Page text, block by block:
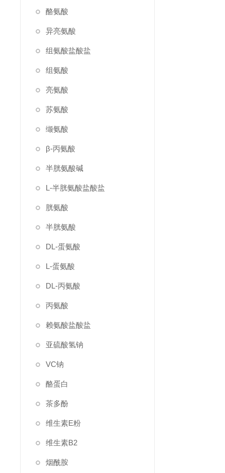
酪氨酸
异亮氨酸
组氨酸盐酸盐
组氨酸
亮氨酸
苏氨酸
缬氨酸
β-丙氨酸
半胱氨酸碱
L-半胱氨酸盐酸盐
胱氨酸
半胱氨酸
DL-蛋氨酸
L-蛋氨酸
DL-丙氨酸
丙氨酸
赖氨酸盐酸盐
亚硫酸氢钠
VC钠
酪蛋白
茶多酚
维生素E粉
维生素B2
烟酰胺